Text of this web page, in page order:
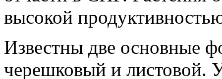
высокой
Известны две основные
черешковый и листовой.